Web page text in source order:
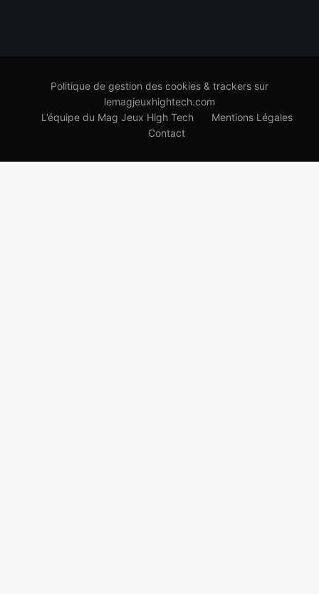
Politique de gestion des cookies & trackers sur
lemagjeuxhightech.com
L’équipe du Mag Jeux High Tech
Mentions Légales
Contact